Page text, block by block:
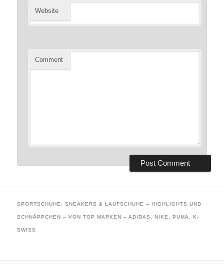
Website
Comment
SPORTSCHUHE, SNEAKERS & LAUFSCHUHE – HIGHLIGHTS UND
SCHNÄPPCHEN – VON TOP MARKEN – ADIDAS, NIKE, PUMA, K-
SWISS